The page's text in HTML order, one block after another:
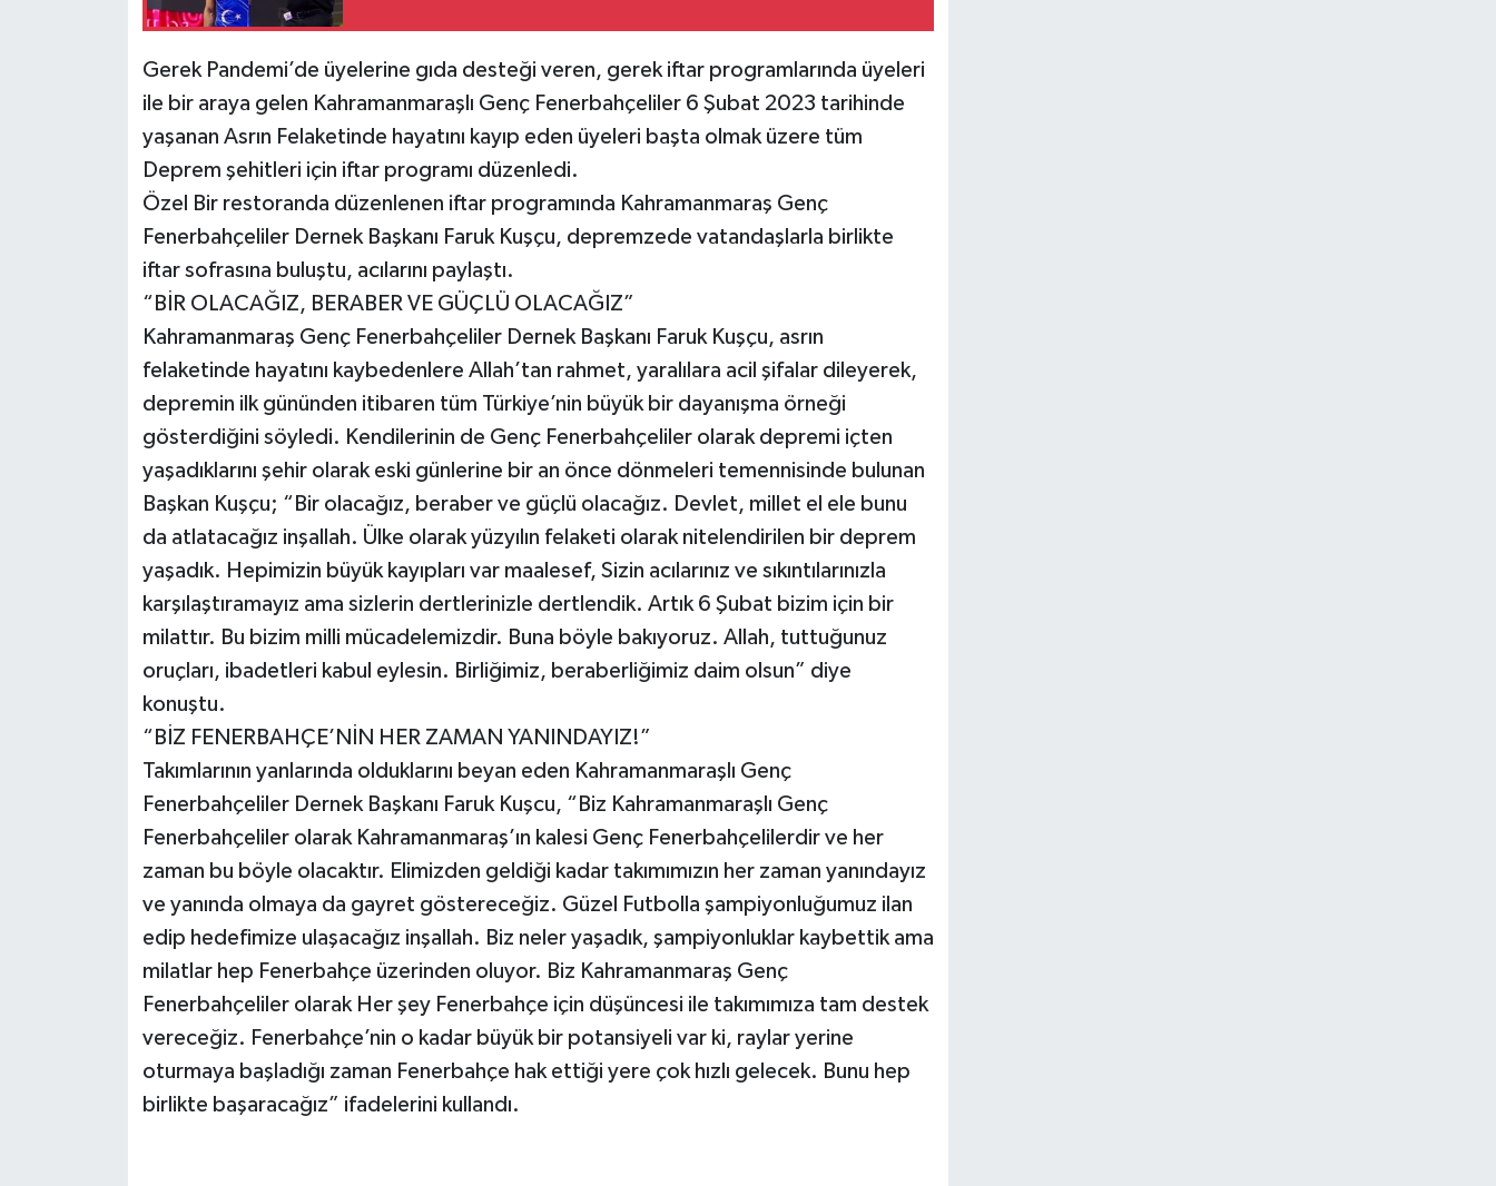
Gerek Pandemi’de üyelerine gıda desteği veren, gerek iftar programlarında üyeleri
ile bir araya gelen Kahramanmaraşlı Genç Fenerbahçeliler 6 Şubat 2023 tarihinde
yaşanan Asrın Felaketinde hayatını kayıp eden üyeleri başta olmak üzere tüm
Deprem şehitleri için iftar programı düzenledi.
Özel Bir restoranda düzenlenen iftar programında Kahramanmaraş Genç
Fenerbahçeliler Dernek Başkanı Faruk Kuşçu, depremzede vatandaşlarla birlikte
iftar sofrasına buluştu, acılarını paylaştı.
“BİR OLACAĞIZ, BERABER VE GÜÇLÜ OLACAĞIZ”
Kahramanmaraş Genç Fenerbahçeliler Dernek Başkanı Faruk Kuşçu, asrın
felaketinde hayatını kaybedenlere Allah’tan rahmet, yaralılara acil şifalar dileyerek,
depremin ilk gününden itibaren tüm Türkiye’nin büyük bir dayanışma örneği
gösterdiğini söyledi. Kendilerinin de Genç Fenerbahçeliler olarak depremi içten
yaşadıklarını şehir olarak eski günlerine bir an önce dönmeleri temennisinde bulunan
Başkan Kuşçu; “Bir olacağız, beraber ve güçlü olacağız. Devlet, millet el ele bunu
da atlatacağız inşallah. Ülke olarak yüzyılın felaketi olarak nitelendirilen bir deprem
yaşadık. Hepimizin büyük kayıpları var maalesef, Sizin acılarınız ve sıkıntılarınızla
karşılaştıramayız ama sizlerin dertlerinizle dertlendik. Artık 6 Şubat bizim için bir
milattır. Bu bizim milli mücadelemizdir. Buna böyle bakıyoruz. Allah, tuttuğunuz
oruçları, ibadetleri kabul eylesin. Birliğimiz, beraberliğimiz daim olsun” diye
konuştu.
“BİZ FENERBAHÇE’NİN HER ZAMAN YANINDAYIZ!”
Takımlarının yanlarında olduklarını beyan eden Kahramanmaraşlı Genç
Fenerbahçeliler Dernek Başkanı Faruk Kuşcu, “Biz Kahramanmaraşlı Genç
Fenerbahçeliler olarak Kahramanmaraş’ın kalesi Genç Fenerbahçelilerdir ve her
zaman bu böyle olacaktır. Elimizden geldiği kadar takımımızın her zaman yanındayız
ve yanında olmaya da gayret göstereceğiz. Güzel Futbolla şampiyonluğumuz ilan
edip hedefimize ulaşacağız inşallah. Biz neler yaşadık, şampiyonluklar kaybettik ama
milatlar hep Fenerbahçe üzerinden oluyor. Biz Kahramanmaraş Genç
Fenerbahçeliler olarak Her şey Fenerbahçe için düşüncesi ile takımımıza tam destek
vereceğiz. Fenerbahçe’nin o kadar büyük bir potansiyeli var ki, raylar yerine
oturmaya başladığı zaman Fenerbahçe hak ettiği yere çok hızlı gelecek. Bunu hep
birlikte başaracağız” ifadelerini kullandı.